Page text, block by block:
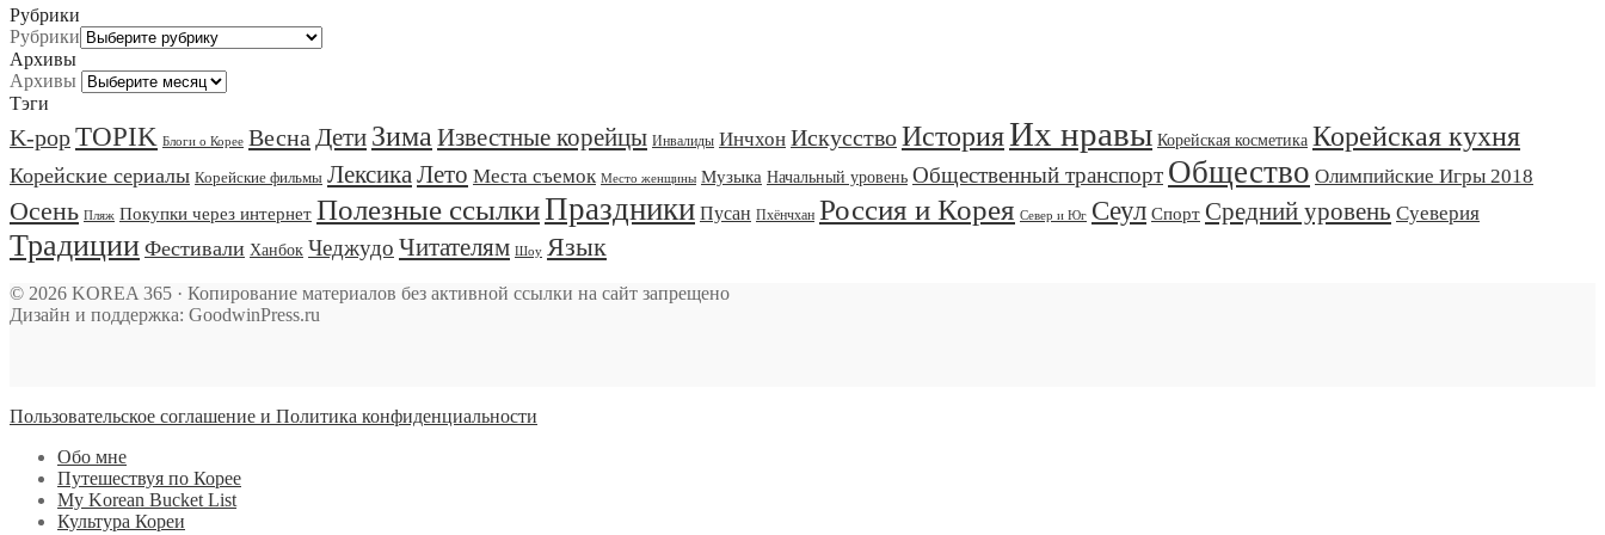
Рубрики
Рубрики
Архивы
Архивы
Тэги
K-popTOPIK Блоги о Корее Весна Дети Зима Известные корейцы Инвалиды Инчхон ИскусствоИсторияИх нравы Корейская косметика Корейская кухня
Корейские сериалы Корейские фильмы Лексика Лето Места съемок Место женщины Музыка Начальный уровень Общественный транспорт Общество Олимпийские Игры 2018
Осень Пляж Покупки через интернет Полезные ссылкиПраздники Пусан Пхёнчхан Россия и Корея Север и Юг Сеул Спорт Средний уровень Суеверия
Традиции Фестивали Ханбок Чеджудо Читателям Шоу Язык
© 2026 KOREA 365 · Копирование материалов без активной ссылки на сайт запрещено
Дизайн и поддержка: GoodwinPress.ru
Пользовательское соглашение и Политика конфиденциальности
Обо мне
Путешествуя по Корее
My Korean Bucket List
Культура Кореи